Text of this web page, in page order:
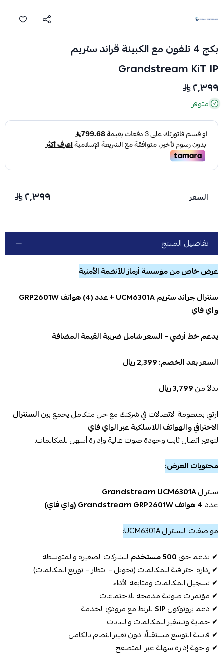
بكج 4 تلفون مع الكبينة قراند ستريم
Grandstream KiT IP
٢٬٣٩٩
متوفر
السعر ٢٬٣٩٩
تفاصيل المنتج
عرض خاص من مؤسسة أرماز للأنظمة الأمنية
سنترال جراند ستريم UCM6301A + عدد (4) هواتف GRP2601W
واي فاي
يدعم خط أرضي – السعر شامل ضريبة القيمة المضافة
السعر بعد الخصم: 2,399 ريال
بدلاً من3,799 ريال
ارتقِ بمنظومة الاتصالات في شركتك مع حل متكامل يجمع بينالسنترال
الاحترافي والهواتف اللاسلكية عبر الواي فاي
لتوفير اتصال ثابت وجودة صوت عالية وإدارة أسهل للمكالمات.
محتويات العرض:
سنترالGrandstream UCM6301A
عدد4 هواتف Grandstream GRP2601W (واي فاي)
مواصفات السنترال UCM6301A:
✔ يدعم حتى500 مستخدم
للشركات الصغيرة والمتوسطة
✔ إدارة احترافية للمكالمات (تحويل – انتظار – توزيع المكالمات)
✔ تسجيل المكالمات ومتابعة الأداء
✔ مؤتمرات صوتية مدمجة للاجتماعات
✔ دعم بروتوكولSIP للربط مع مزودي الخدمة
✔ حماية وتشفير للمكالمات والبيانات
✔ قابلية التوسع مستقبلًا دون تغيير النظام بالكامل
✔ واجهة إدارة سهلة عبر المتصفح